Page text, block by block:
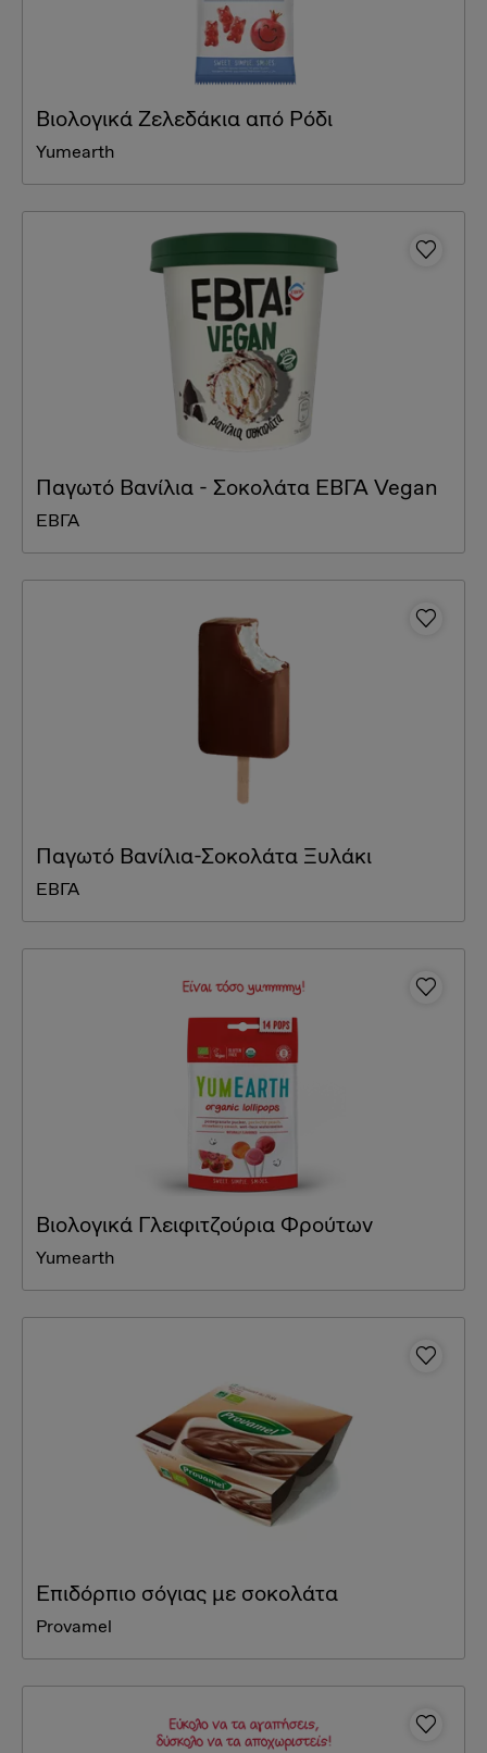
Βιολογικά Ζελεδάκια από Ρόδι
Yumearth
Παγωτό Βανίλια - Σοκολάτα ΕΒΓΑ Vegan
ΕΒΓΑ
Παγωτό Βανίλια-Σοκολάτα Ξυλάκι
ΕΒΓΑ
Βιολογικά Γλειφιτζούρια Φρούτων
Yumearth
Επιδόρπιο σόγιας με σοκολάτα
Provamel